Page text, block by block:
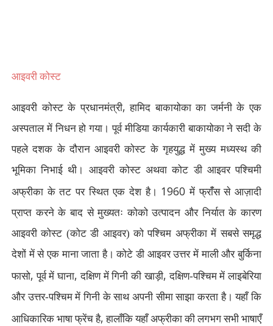
आइवरी कोस्ट
आइवरी कोस्ट के प्रधानमंत्री,हामिद बाकायोका का जर्मनी के एक
अस्पताल में निधन हो गया। पूर्व मीडिया कार्यकारी बाकायोका ने सदी के
पहले दशक के दौरान आइवरी कोस्ट के गृहयुद्ध में मुख्य मध्यस्थ की
भूमिका निभाई थी। आइवरी कोस्ट अथवा कोट डी आइवर पश्चिमी
अफ्रीका के तट पर स्थित एक देश है। 1960 में फ्रांँस से आज़ादी
प्राप्त करने के बाद से मुख्यतः कोको उत्पादन और निर्यात के कारण
आइवरी कोस्ट (कोट डी आइवर) को पश्चिम अफ्रीका में सबसे समृद्ध
देशों में से एक माना जाता है। कोटे डी आइवर उत्तर में माली और बुर्किना
फासो,पूर्व में घाना,दक्षिण में गिनी की खाड़ी,दक्षिण-पश्चिम में लाइबेरिया
और उत्तर-पश्चिम में गिनी के साथ अपनी सीमा साझा करता है। यहाँ कि
आधिकारिक भाषा फ्रेंच है,हालाँकि यहाँ अफ्रीका की लगभग सभी भाषाएँ